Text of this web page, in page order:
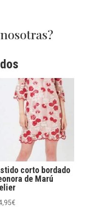
corto bordado
de Marú
€